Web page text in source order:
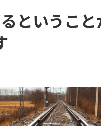
というこ